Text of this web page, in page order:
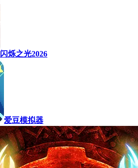
闪烁之光2026
爱豆模拟器